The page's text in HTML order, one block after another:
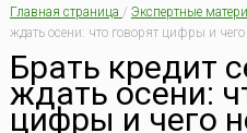
Главная страница / Экспертные
ждать осени: что говорят цифры и
Брать кредит
ждать осени:
цифры и чего